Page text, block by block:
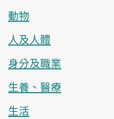
動物
人及人體
身分及職業
生養、醫療
生活